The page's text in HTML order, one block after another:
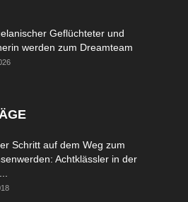
Geflüchteter und
werden zum Dreamteam
Schritt auf dem Weg zum
Achtklässler in der